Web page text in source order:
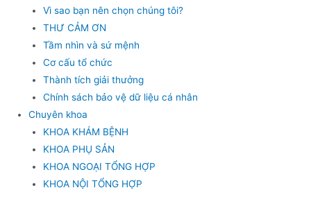
Vì sao bạn nên chọn chúng tôi?
THƯ CẢM ƠN
Tầm nhìn và sứ mệnh
Cơ cấu tổ chức
Thành tích giải thưởng
Chính sách bảo vệ dữ liệu cá nhân
Chuyên khoa
KHOA KHÁM BỆNH
KHOA PHỤ SẢN
KHOA NGOẠI TỔNG HỢP
KHOA NỘI TỔNG HỢP